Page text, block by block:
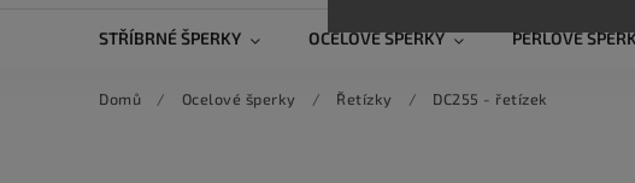
STŘÍBRNÉ ŠPERKY OCELOVÉ ŠPERKY PERLOVÉ
Domů / Ocelové šperky / Řetízky / DC255 - řetízek